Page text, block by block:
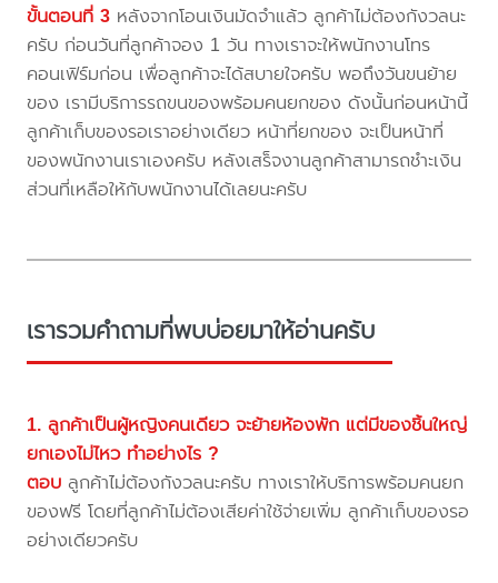
ขั้นตอนที่ 3 หลังจากโอนเงินมัดจำแล้ว ลูกค้าไม่ต้องกังวลนะ
ครับ ก่อนวันที่ลูกค้าจอง 1 วัน ทางเราจะให้พนักงานโทร
คอนเฟิร์มก่อน เพื่อลูกค้าจะได้สบายใจครับ พอถึงวันขนย้าย
ของ เรามีบริการรถขนของพร้อมคนยกของ ดังนั้นก่อนหน้านี้
ลูกค้าเก็บของรอเราอย่างเดียว หน้าที่ยกของ จะเป็นหน้าที่
ของพนักงานเราเองครับ หลังเสร็จงานลูกค้าสามารถชำะเงิน
ส่วนที่เหลือให้กับพนักงานได้เลยนะครับ
เรารวมคำถามที่พบบ่อยมาให้อ่านครับ
1. ลูกค้าเป็นผู้หญิงคนเดียว จะย้ายห้องพัก แต่มีของชิ้นใหญ่
ยกเองไม่ไหว ทำอย่างไร ?
ตอบ ลูกค้าไม่ต้องกังวลนะครับ ทางเราให้บริการพร้อมคนยก
ของฟรี โดยที่ลูกค้าไม่ต้องเสียค่าใช้จ่ายเพิ่ม ลูกค้าเก็บของรอ
อย่างเดียวครับ